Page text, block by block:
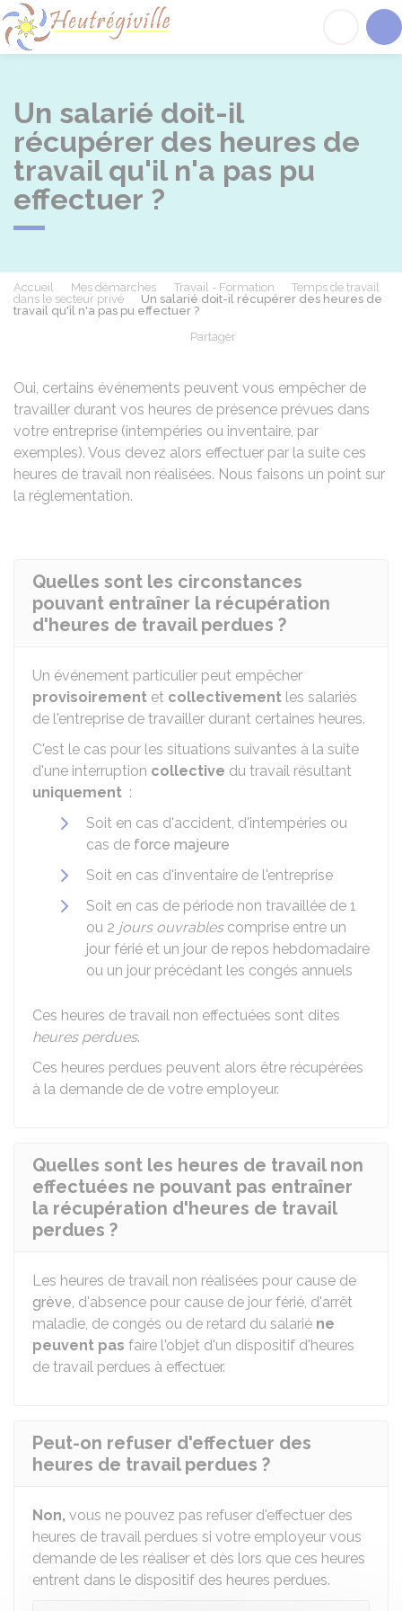
Un salarié doit-il
récupérer des heures de
travail qu'il n'a pas pu
effectuer ?
Accueil Mes démarches Travail - Formation
Temps de travail
dans le secteur privé
Un salarié doit-il récupérer des heures de
travail qu'il n'a pas pu effectuer ?
Partager
Oui, certains événements peuvent vous empêcher de
travailler durant vos heures de présence prévues dans
votre entreprise (intempéries ou inventaire, par
exemples). Vous devez alors effectuer par la suite ces
heures de travail non réalisées. Nous faisons un point sur
la réglementation.
Quelles sont les circonstances
pouvant entraîner la récupération
d'heures de travail perdues ?
Un événement particulier peut empêcher
provisoirement et collectivement les salariés
de l'entreprise de travailler durant certaines heures.
C'est le cas pour les situations suivantes à la suite
d'une interruption collective du travail résultant
uniquement :
Soit en cas d'accident, d'intempéries ou
cas de force majeure
Soit en cas d'inventaire de l'entreprise
Soit en cas de période non travaillée de 1
ou 2 jours ouvrablescomprise entre un
jour férié et un jour de repos hebdomadaire
ou un jour précédant les congés annuels
Ces heures de travail non effectuées sont dites
heures perdues.
Ces heures perdues peuvent alors être récupérées
à la demande de de votre employeur.
Quelles sont les heures de travail non
effectuées ne pouvant pas entraîner
la récupération d'heures de travail
perdues ?
Les heures de travail non réalisées pour cause de
grève, d'absence pour cause de jour férié, d'arrêt
maladie, de congés ou de retard du salarié ne
peuvent pas faire l'objet d'un dispositif d'heures
de travail perdues à effectuer.
Peut-on refuser d'effectuer des
heures de travail perdues ?
Non, vous ne pouvez pas refuser d'effectuer des
heures de travail perdues si votre employeur vous
demande de les réaliser et dès lors que ces heures
entrent dans le dispositif des heures perdues.